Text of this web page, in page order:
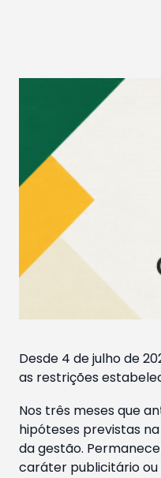
Desde 4 de julho de
as restrições
Nos três meses que
hipóteses previstas
da gestão.
caráter publicitário